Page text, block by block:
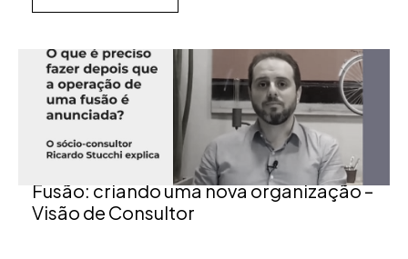
Fusão: criando uma nova organização –
Visão de Consultor